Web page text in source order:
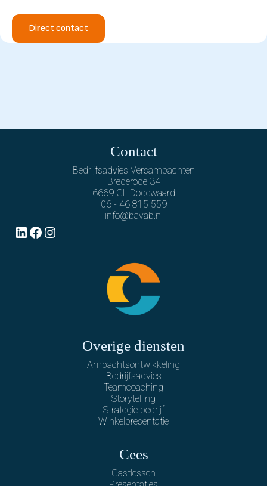
Direct contact
Contact
Bedrijfsadvies Versambachten
Brederode 34
6669 GL Dodewaard
06 - 46 815 559
info@bavab.nl
LinkedIn
Facebook
Instagram
Overige diensten
Ambachtsontwikkeling
Bedrijfsadvies
Teamcoaching
Storytelling
Strategie bedrijf
Winkelpresentatie
Cees
Gastlessen